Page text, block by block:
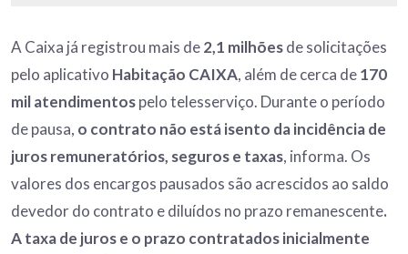
A Caixa já registrou mais de2,1 milhõesde solicitações
pelo aplicativo Habitação CAIXA, além de cerca de170
mil atendimentospelo telesserviço. Durante o período
de pausa, o contrato não está isento da incidência de
juros remuneratórios, seguros e taxas, informa. Os
valores dos encargos pausados são acrescidos ao saldo
devedor do contrato e diluídos no prazo remanescente.
A taxa de juros e o prazo contratados inicialmente